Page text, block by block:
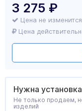
3 275 ₽
Цена не
Цена
Нужна
Не только продаем,
изделий